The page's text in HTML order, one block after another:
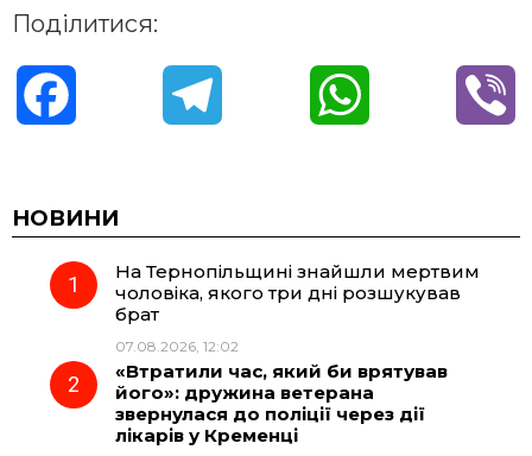
Поділитися:
c
e
o
e
r
t
A
НОВИНИ
На Тернопільщині знайшли мертвим
чоловіка, якого три дні розшукував
брат
07.08.2026, 12:02
«Втратили час, який би врятував
його»: дружина ветерана
звернулася до поліції через дії
лікарів у Кременці